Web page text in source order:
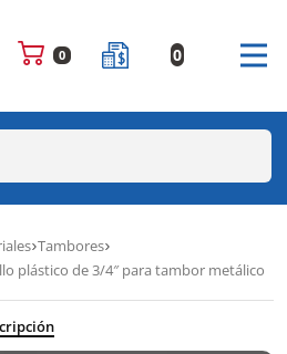
0 0
Tambores
plástico de 3/4″ para tambor metálico